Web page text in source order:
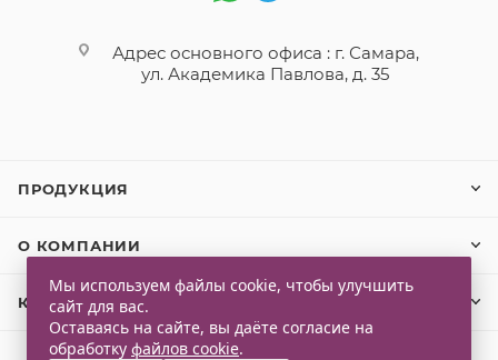
Адрес основного офиса : г. Самара,
ул. Академика Павлова, д. 35
ПРОДУКЦИЯ
О КОМПАНИИ
КЛИЕНТАМ
Мы используем файлы cookie, чтобы улучшить
сайт для вас.
Оставаясь на сайте, вы даёте согласие на
обработку файлов cookie.